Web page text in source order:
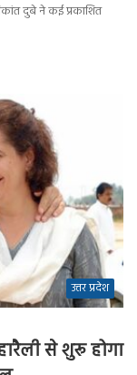
दुबे ने कई प्रकाशित
उत्तर प्रदेश
से शुरू होगा